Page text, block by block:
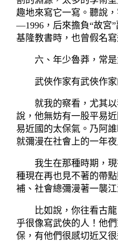
趣地來寫它一寫。聽說
—1996，后來擔負“故宮
基隆教書時，也曾假名寫
六、年少魯莽，常
武俠作家有武俠作
就我的察看，尤其
說，他無妨有一股平易
易近國的太保氣。乃阿
就彌漫在社會上的一年夜
我生在那種時期，
種現在再也見不著的帶
補、社會總彌漫著一襲
比如說，你往看古
乎很像寫武俠的人！他
保，有他們很感切近又